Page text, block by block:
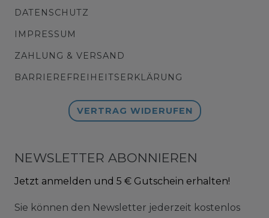
DATENSCHUTZ
IMPRESSUM
ZAHLUNG & VERSAND
BARRIEREFREIHEITSERKLÄRUNG
VERTRAG WIDERUFEN
NEWSLETTER ABONNIEREN
Jetzt anmelden und 5 € Gutschein erhalten!
Sie können den Newsletter jederzeit kostenlos